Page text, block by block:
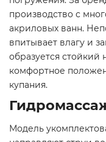
производство с
акриловых ванн.
впитывает влагу и
образуется стойкий
комфортное
купания.
Модель